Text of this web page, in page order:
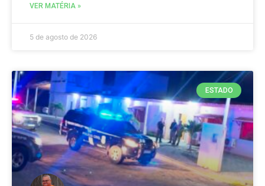
VER MATÉRIA »
5 de agosto de 2026
ESTADO